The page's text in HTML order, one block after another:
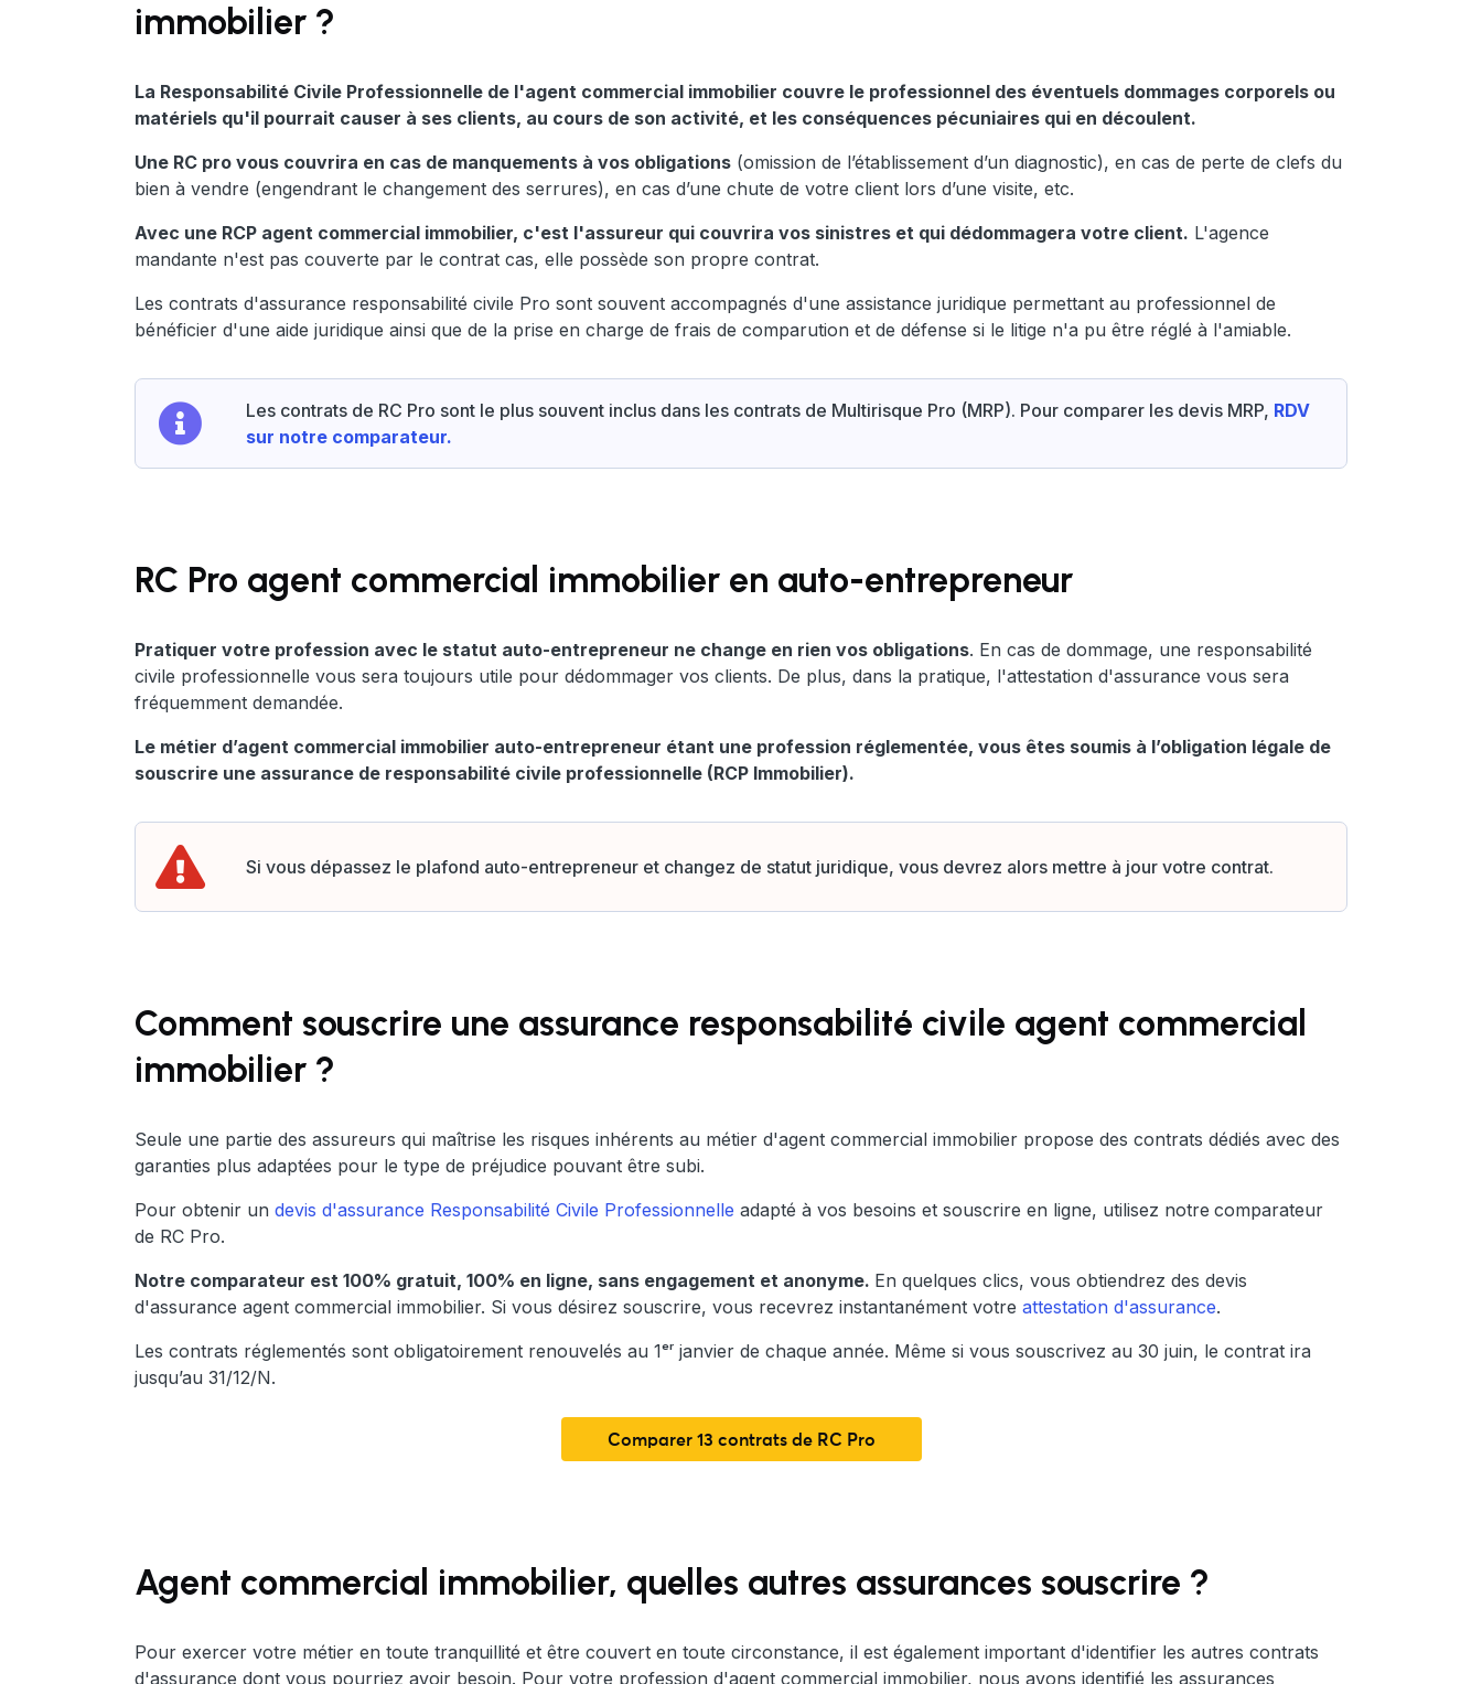
immobilier ?
La Responsabilité Civile Professionnelle de l'agent commercial immobilier couvre le professionnel des éventuels dommages corporels ou
matériels qu'il pourrait causer à ses clients, au cours de son activité, et les conséquences pécuniaires qui en découlent.
Une RC pro vous couvrira en cas de manquements à vos obligations (omission de l’établissement d’un diagnostic), en cas de perte de clefs du
bien à vendre (engendrant le changement des serrures), en cas d’une chute de votre client lors d’une visite, etc.
Avec une RCP agent commercial immobilier, c'est l'assureur qui couvrira vos sinistres et qui dédommagera votre client. L'agence
mandante n'est pas couverte par le contrat cas, elle possède son propre contrat.
Les contrats d'assurance responsabilité civile Pro sont souvent accompagnés d'une assistance juridique permettant au professionnel de
bénéficier d'une aide juridique ainsi que de la prise en charge de frais de comparution et de défense si le litige n'a pu être réglé à l'amiable.
Les contrats de RC Pro sont le plus souvent inclus dans les contrats de Multirisque Pro (MRP). Pour comparer les devis MRP, RDV
sur notre comparateur.
RC Pro agent commercial immobilier en auto-entrepreneur
Pratiquer votre profession avec le statut auto-entrepreneur ne change en rien vos obligations. En cas de dommage, une responsabilité
civile professionnelle vous sera toujours utile pour dédommager vos clients. De plus, dans la pratique, l'attestation d'assurance vous sera
fréquemment demandée.
Le métier d’agent commercial immobilier auto-entrepreneur étant une profession réglementée, vous êtes soumis à l’obligation légale de
souscrire une assurance de responsabilité civile professionnelle (RCP Immobilier).
Si vous dépassez le plafond auto-entrepreneur et changez de statut juridique, vous devrez alors mettre à jour votre contrat.
Comment souscrire une assurance responsabilité civile agent commercial
immobilier ?
Seule une partie des assureurs qui maîtrise les risques inhérents au métier d'agent commercial immobilier propose des contrats dédiés avec des
garanties plus adaptées pour le type de préjudice pouvant être subi.
Pour obtenir un devis d'assurance Responsabilité Civile Professionnelle adapté à vos besoins et souscrire en ligne, utilisez notre comparateur
de RC Pro.
Notre comparateur est 100% gratuit, 100% en ligne, sans engagement et anonyme. En quelques clics, vous obtiendrez des devis
d'assurance agent commercial immobilier. Si vous désirez souscrire, vous recevrez instantanément votre attestation d'assurance.
Les contrats réglementés sont obligatoirement renouvelés au 1ᵉʳ janvier de chaque année. Même si vous souscrivez au 30 juin, le contrat ira
jusqu’au 31/12/N.
Comparer 13 contrats de RC Pro
Agent commercial immobilier, quelles autres assurances souscrire ?
Pour exercer votre métier en toute tranquillité et être couvert en toute circonstance, il est également important d'identifier les autres contrats
d'assurance dont vous pourriez avoir besoin. Pour votre profession d'agent commercial immobilier, nous avons identifié les assurances